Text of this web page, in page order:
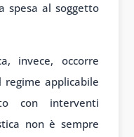
spesa al soggetto
invece, occorre
applicabile
con interventi
non è sempre